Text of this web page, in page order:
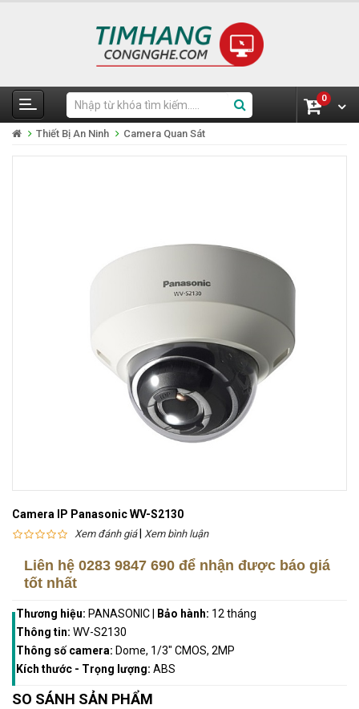
0
Thiết Bị An Ninh Camera Quan Sát
Camera IP Panasonic WV-S2130
Xem đánh giá| Xem bình luận
Liên hệ 0283 9847 690 để nhận được báo giá
tốt nhất
Thương hiệu: PANASONIC Bảo hành: 12 tháng
Thông tin: WV-S2130
Thông số camera: Dome, 1/3" CMOS, 2MP
Kích thước - Trọng lượng: ABS
SO SÁNH SẢN PHẨM